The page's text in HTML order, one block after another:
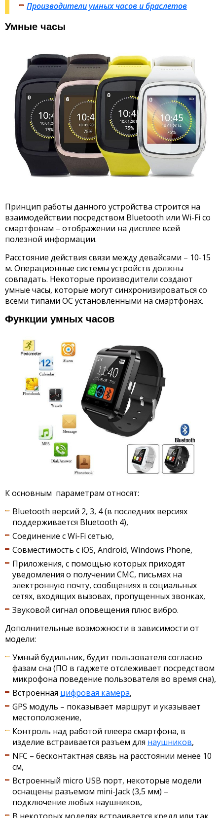
Производители умных часов и браслетов
Умные часы
Принцип работы данного устройства строится на
взаимодействии посредством Bluetooth или Wi-Fi со
смартфонам – отображении на дисплее всей
полезной информации.
Расстояние действия связи между девайсами – 10-15
м. Операционные системы устройств должны
совпадать. Некоторые производители создают
умные часы, которые могут синхронизироваться со
всеми типами ОС установленными на смартфонах.
Функции умных часов
К основным параметрам относят:
Bluetooth версий 2, 3, 4 (в последних версиях
поддерживается Bluetooth 4),
Соединение с Wi-Fi сетью,
Совместимость с iOS, Android, Windows Phone,
Приложения, с помощью которых приходят
уведомления о получении СМС, письмах на
электронную почту, сообщениях в социальных
сетях, входящих вызовах, пропущенных звонках,
Звуковой сигнал оповещения плюс вибро.
Дополнительные возможности в зависимости от
модели:
Умный будильник, будит пользователя согласно
фазам сна (ПО в гаджете отслеживает посредством
микрофона поведение пользователя во время сна),
Встроенная цифровая камера,
GPS модуль – показывает маршрут и указывает
местоположение,
Контроль над работой плеера смартфона, в
изделие встраивается разъем для наушников,
NFC – бесконтактная связь на расстоянии менее 10
см,
Встроенный micro USB порт, некоторые модели
оснащены разъемом mini-Jack (3,5 мм) –
подключение любых наушников,